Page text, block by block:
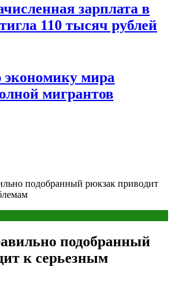
зарплата в
110 тысяч рублей
экономику мира
мигрантов
подобранный рюкзак приводит
подобранный
к серьезным